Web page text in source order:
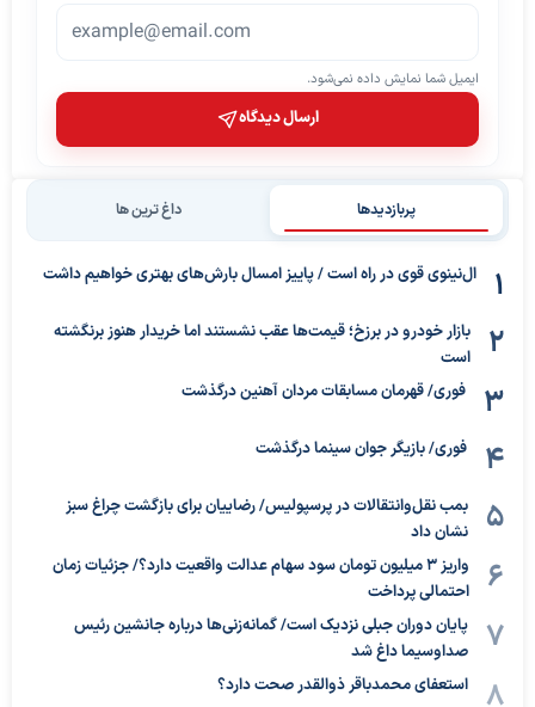
ایمیل شما نمایش داده نمی‌شود.
ارسال دیدگاه
پربازدیدها داغ ترین ها
ال‌نینوی قوی در راه است / پاییز امسال بارش‌های بهتری خواهیم داشت
بازار خودرو در برزخ؛ قیمت‌ها عقب نشستند اما خریدار هنوز برنگشته
است
فوری/ قهرمان مسابقات مردان آهنین درگذشت
فوری/ بازیگر جوان سینما درگذشت
بمب نقل‌وانتقالات در پرسپولیس/ رضاییان برای بازگشت چراغ سبز
نشان داد
واریز ۳ میلیون تومان سود سهام عدالت واقعیت دارد؟/ جزئیات زمان
احتمالی پرداخت
پایان دوران جبلی نزدیک است/ گمانه‌زنی‌ها درباره جانشین رئیس
صداوسیما داغ شد
استعفای محمدباقر ذوالقدر صحت دارد؟